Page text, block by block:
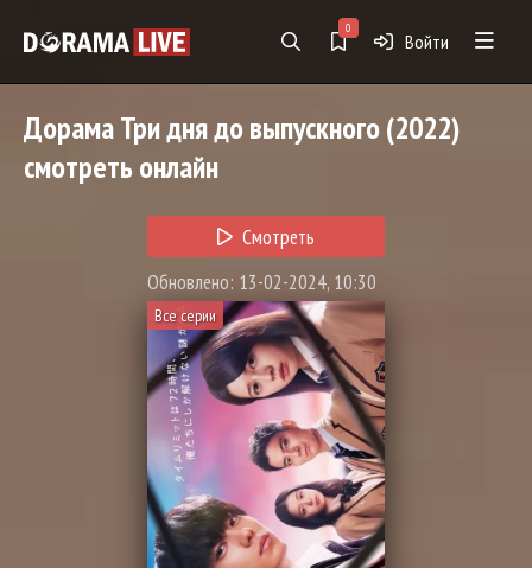
0
Войти
ДорамаТри дня до выпускного(2022)
смотреть онлайн
Смотреть
Обновлено: 13-02-2024, 10:30
Все серии